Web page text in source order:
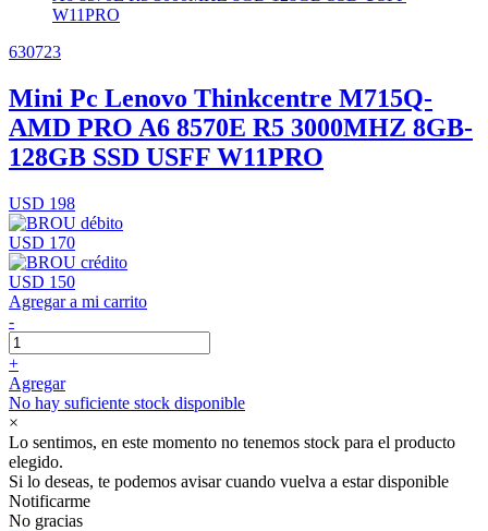
630723
Mini Pc Lenovo Thinkcentre M715Q-
AMD PRO A6 8570E R5 3000MHZ 8GB-
128GB SSD USFF W11PRO
USD 198
USD 170
USD 150
Agregar a mi carrito
-
+
Agregar
No hay suficiente stock disponible
×
Lo sentimos, en este momento no tenemos stock para el producto
elegido.
Si lo deseas, te podemos avisar cuando vuelva a estar disponible
Notificarme
No gracias